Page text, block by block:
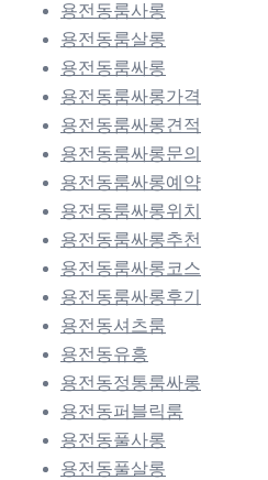
용전동룸사롱
용전동룸살롱
용전동룸싸롱
용전동룸싸롱가격
용전동룸싸롱견적
용전동룸싸롱문의
용전동룸싸롱예약
용전동룸싸롱위치
용전동룸싸롱추천
용전동룸싸롱코스
용전동룸싸롱후기
용전동셔츠룸
용전동유흥
용전동정통룸싸롱
용전동퍼블릭룸
용전동풀사롱
용전동풀살롱